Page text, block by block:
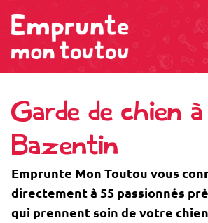
Garde de chien à
Bazentin
Emprunte Mon Toutou vous
directement à 55 passionnés
qui prennent soin de votre